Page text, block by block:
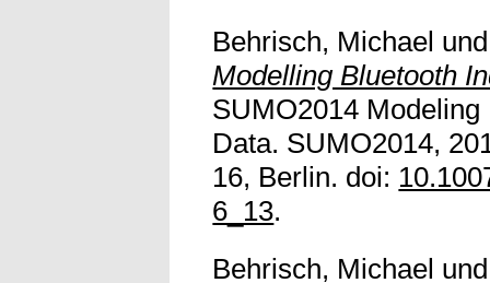
Behrisch, Michael
Modelling Bluetooth
SUMO2014
Data. SUMO2014,
16, Berlin. doi:
6_13.
Behrisch, Michael